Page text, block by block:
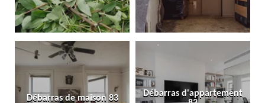
Débarras de maison 83
Débarras d'appartement